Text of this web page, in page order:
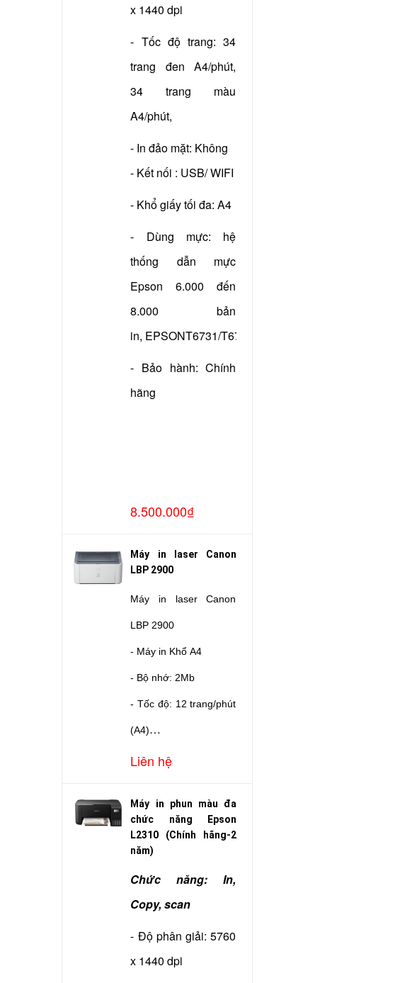
x 1440 dpi
- Tốc độ trang: 34
trang đen A4/phút,
34 trang màu
A4/phút,
- In đảo mặt: Không
- Kết nối : USB/ WIFI
- Khổ giấy tối đa: A4
- Dùng mực: hệ
thống dẫn mực
Epson 6.000 đến
8.000 bản
in, EPSONT6731/T6732/T6733/T6734/T6735/T6736
- Bảo hành: Chính
hãng
8.500.000₫
Máy in laser Canon
LBP 2900
Máy in laser Canon
LBP 2900
- Máy in Khổ A4
- Bộ nhớ: 2Mb
- Tốc độ: 12 trang/phút
(A4)
- In đảo mặt : Không
600 dpi
- Cổng giao tiếp: USB
EP303
- Kết nối: USB
- Bảo hành: Hãng LBM
- Xuất xứ: China
Liên hệ
Máy in phun màu đa
chức năng Epson
L2310 (Chính hãng-2
năm)
Chức năng: In,
Copy, scan
- Độ phân giải: 5760
x 1440 dpi